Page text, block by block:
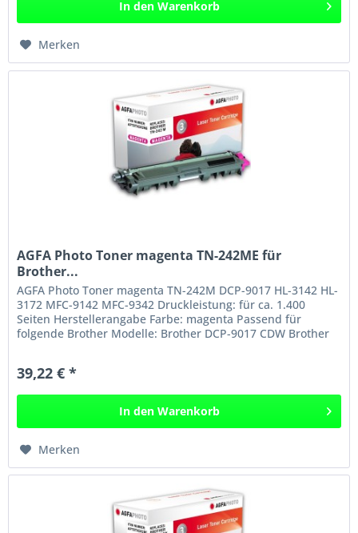
In den Warenkorb
Merken
AGFA Photo Toner magenta TN-242ME für
Brother...
AGFA Photo Toner magenta TN-242M DCP-9017 HL-3142 HL-
3172 MFC-9142 MFC-9342 Druckleistung: für ca. 1.400
Seiten Herstellerangabe Farbe: magenta Passend für
folgende Brother Modelle: Brother DCP-9017 CDW Brother
39,22 € *
In den Warenkorb
Merken